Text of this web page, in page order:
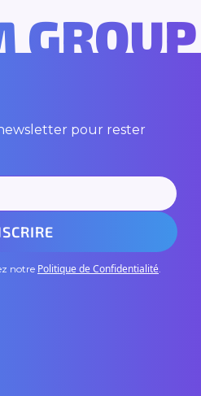
GROUP
pour rester
notre Politique de Confidentialité.